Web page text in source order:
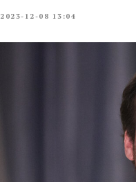
2023-12-08 13:04